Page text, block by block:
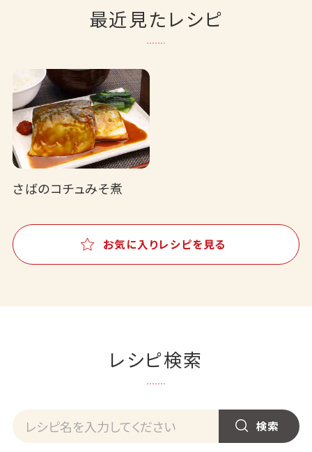
最近見たレシピ
さばのコチュみそ煮
お気に入りレシピを見る
レシピ検索